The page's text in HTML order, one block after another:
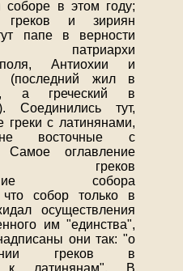
соборе в этом году;
и зириян
папе в верности
патриархи
Антиохии и
(последний жил в
а греческий в
Соединились тут,
греки с латинянами,
восточные с
Самое оглавление
греков
собора
что собор только в
осуществления
им "единства",
они так: "о
греков в
к латинянам". В